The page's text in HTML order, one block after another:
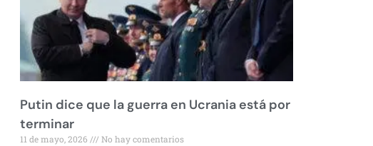
Putin dice que la guerra en Ucrania está por
terminar
11 de mayo, 2026 No hay comentarios